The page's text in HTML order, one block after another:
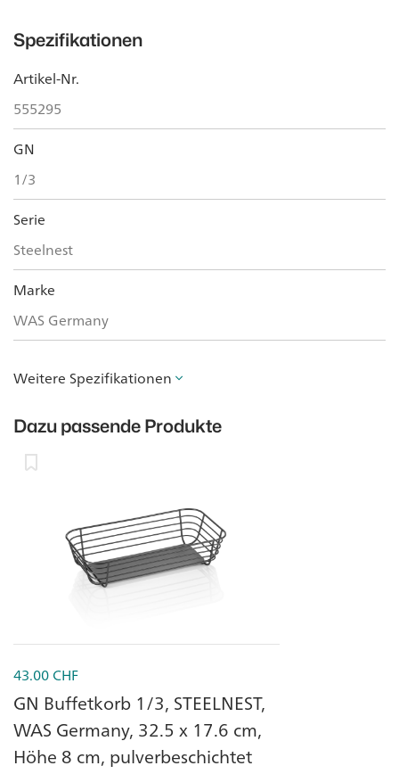
Spezifikationen
Artikel-Nr.
555295
GN
1/3
Serie
Steelnest
Marke
WAS Germany
Weitere Spezifikationen
Dazu passende Produkte
43.00CHF
GN Buffetkorb 1/3, STEELNEST,
WAS Germany, 32.5 x 17.6 cm,
Höhe 8 cm, pulverbeschichtet